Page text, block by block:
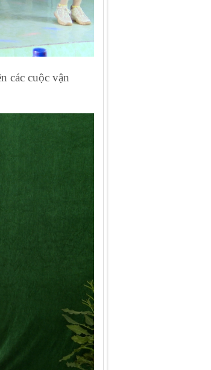
các cuộc vận